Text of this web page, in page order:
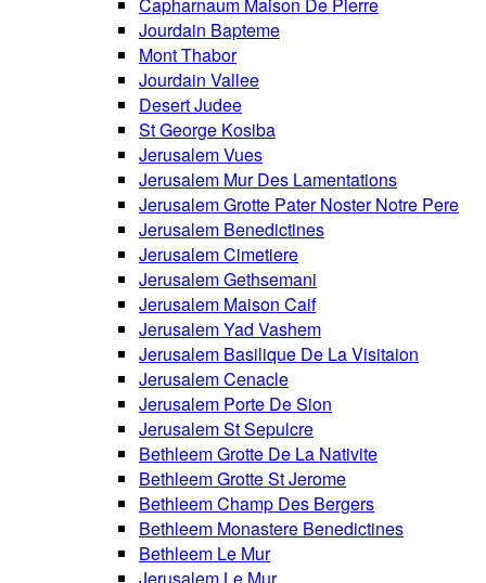
Capharnaum Maison De Pierre
Jourdain Bapteme
Mont Thabor
Jourdain Vallee
Desert Judee
St George Kosiba
Jerusalem Vues
Jerusalem Mur Des Lamentations
Jerusalem Grotte Pater Noster Notre Pere
Jerusalem Benedictines
Jerusalem Cimetiere
Jerusalem Gethsemani
Jerusalem Maison Caif
Jerusalem Yad Vashem
Jerusalem Basilique De La Visitaion
Jerusalem Cenacle
Jerusalem Porte De Sion
Jerusalem St Sepulcre
Bethleem Grotte De La Nativite
Bethleem Grotte St Jerome
Bethleem Champ Des Bergers
Bethleem Monastere Benedictines
Bethleem Le Mur